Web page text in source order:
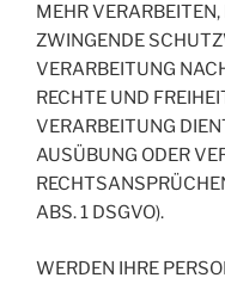
MEHR
ZWINGENDE
VERARBEITUNG
RECHTE UND
VERARBEITUNG
AUSÜBUNG ODER
ABS. 1 DSGVO).
WERDEN IHRE